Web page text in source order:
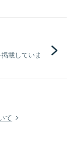
載していま
て